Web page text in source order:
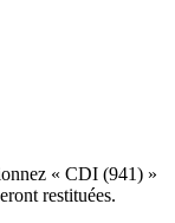
« CDI (941) »
restituées.